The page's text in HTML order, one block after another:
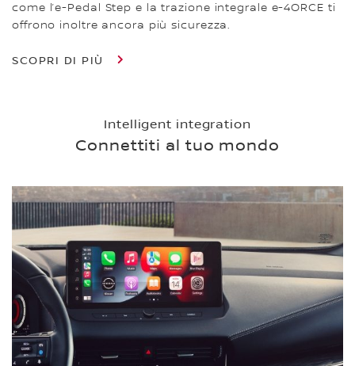
come l’e-Pedal Step e la trazione integrale e-4ORCE ti
offrono inoltre ancora più sicurezza.
SCOPRI DI PIÙ
Intelligent integration
Connettiti al tuo mondo